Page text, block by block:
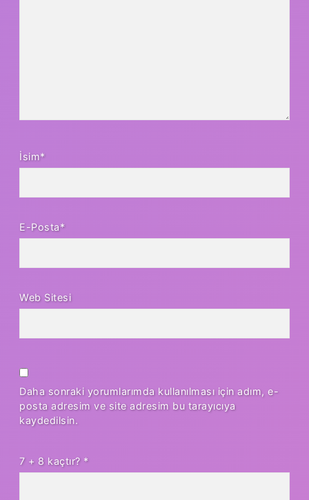
İsim*
E-Posta*
Web Sitesi
Daha sonraki yorumlarımda kullanılması için adım, e-
posta adresim ve site adresim bu tarayıcıya
kaydedilsin.
7 + 8 kaçtır? *